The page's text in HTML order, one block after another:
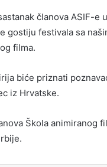
članova ASIF-e
gostiju festivala sa
filma.
biće priznati
iz Hrvatske.
Škola animiranog